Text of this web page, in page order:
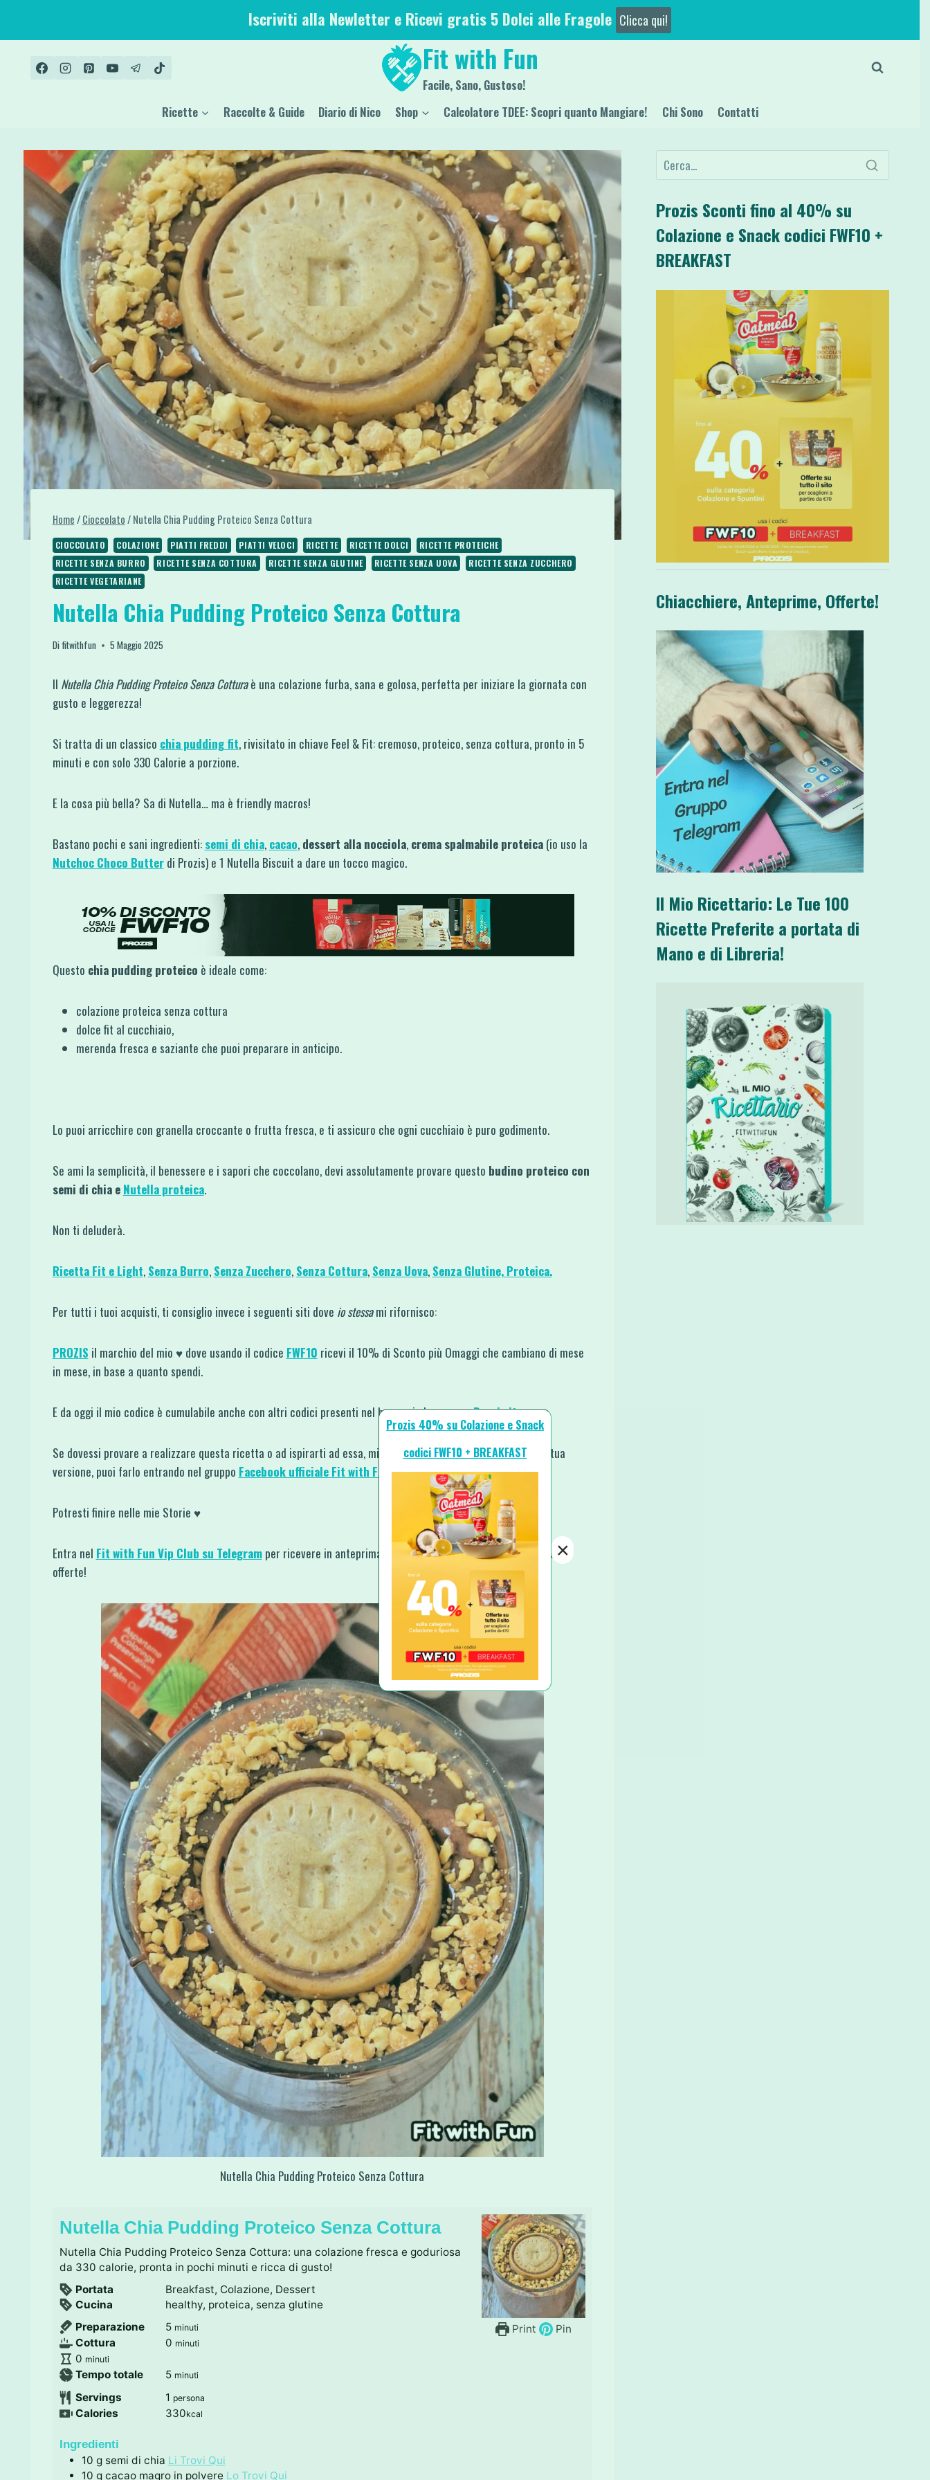
contenuto
Iscriviti alla Newletter e Ricevi gratis 5 Dolci alle Fragole Clicca qui!
Fit with Fun
Facile, Sano, Gustoso!
Ricette Raccolte & Guide Diario di Nico Shop Calcolatore TDEE: Scopri quanto Mangiare! Chi Sono Contatti
Home/ Cioccolato/ Nutella Chia Pudding Proteico Senza Cottura
CIOCCOLATO COLAZIONE PIATTI FREDDI PIATTI VELOCI RICETTE RICETTE DOLCI
RICETTE PROTEICHE
RICETTE SENZA BURRO
RICETTE SENZA COTTURA RICETTE SENZA GLUTINE RICETTE SENZA UOVA
RICETTE SENZA ZUCCHERO
RICETTE VEGETARIANE
Nutella Chia Pudding Proteico Senza Cottura
Difitwithfun 5 Maggio 2025
Il Nutella Chia Pudding Proteico Senza Cotturaè una colazione furba, sana e golosa, perfetta per iniziare la giornata con
gusto e leggerezza!
Si tratta di un classico chia pudding fit, rivisitato in chiave Feel & Fit: cremoso, proteico, senza cottura, pronto in 5
minuti e con solo 330 Calorie a porzione.
E la cosa più bella? Sa di Nutella… ma è friendly macros!
Bastano pochi e sani ingredienti: semi di chia, cacao, dessert alla nocciola, crema spalmabile proteica(io uso la
Nutchoc Choco Butterdi Prozis) e 1 Nutella Biscuit a dare un tocco magico.
Questo chia pudding proteico è ideale come:
colazione proteica senza cottura
dolce fit al cucchiaio,
merenda fresca e saziante che puoi preparare in anticipo.
Lo puoi arricchire con granella croccante o frutta fresca, e ti assicuro che ogni cucchiaio è puro godimento.
Se ami la semplicità, il benessere e i sapori che coccolano, devi assolutamente provare questo budino proteico con
semi di chia e Nutella proteica.
Non ti deluderà.
Ricetta Fit e Light, Senza Burro, Senza Zucchero, Senza Cottura, Senza Uova, Senza Glutine, Proteica.
Per tutti i tuoi acquisti, ti consiglio invece i seguenti siti dove io stessami rifornisco:
PROZIS il marchio del mio ♥ dove usando il codice FWF10 ricevi il 10% di Sconto più Omaggi che cambiano di mese
in mese, in base a quanto spendi.
E da oggi il mio codice è cumulabile anche con altri codici presenti nel banner in homepageProzis.it.
Se dovessi provare a realizzare questa ricetta o ad ispirarti ad essa, mi farebbe piacere che mi mostrassi la tua
versione, puoi farlo entrando nel gruppo Facebook ufficiale Fit with Funo taggandomi suInstagram.
Potresti finire nelle mie Storie ♥
Entra nel Fit with Fun Vip Club su Telegramper ricevere in anteprima le nuove ricette, i nuovi video e tutte le
offerte!
Nutella Chia Pudding Proteico Senza Cottura
Print Pin
Nutella Chia Pudding Proteico Senza Cottura
Nutella Chia Pudding Proteico Senza Cottura: una colazione fresca e goduriosa
da 330 calorie, pronta in pochi minuti e ricca di gusto!
Portata
Breakfast, Colazione, Dessert
Cucina
healthy, proteica, senza glutine
Preparazione
5m
i
u
i
minuti
Cottura 0 m
n
t
i
minuti
0 m
i
u
t
minuti
Tempo totale 5m
n
u
minuti
Servings 1 persona
Calories 330kcal
Ingredienti
10 g semi di chia Li Trovi Qui
10 g cacao magro in polvere Lo Trovi Qui
Prozis Sconti fino al 40% su
Colazione e Snack codici FWF10 +
BREAKFAST
Chiacchiere, Anteprime, Offerte!
Il Mio Ricettario: Le Tue 100
Ricette Preferite a portata di
Mano e di Libreria!
Prozis 40% su Colazione e Snack
codici FWF10 + BREAKFAST
×